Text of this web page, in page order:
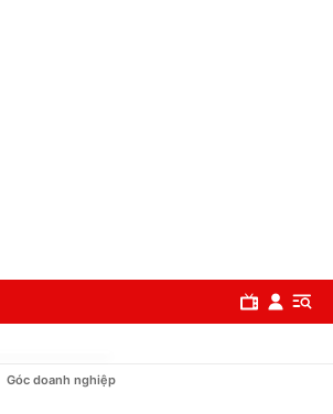
Góc doanh nghiệp